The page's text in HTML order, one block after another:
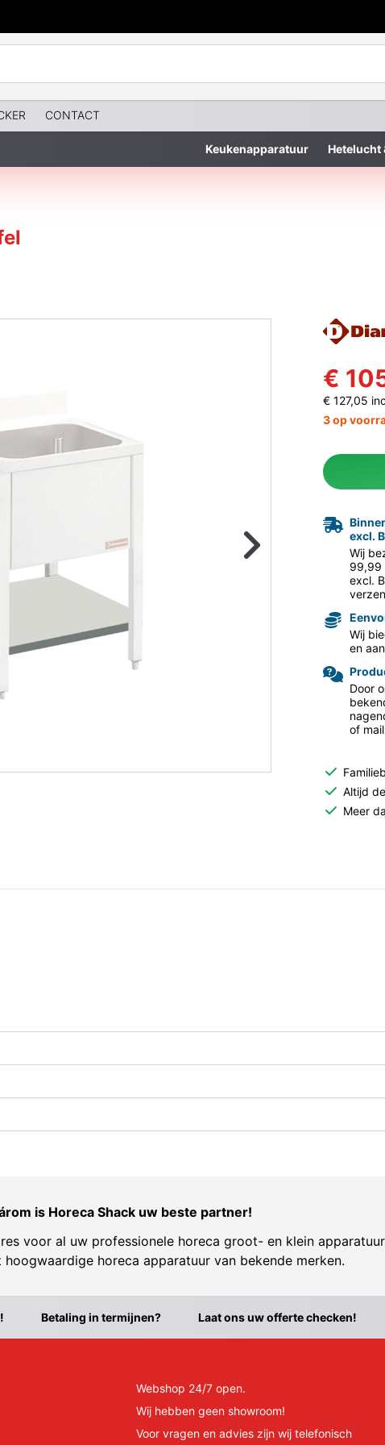
CONTACT
Keukenapparatuur Hetelucht
€
€ 127,05
3 op
excl.
Wij
99,99
excl.
Wij
en
Door
of
Altijd
Meer
is Horeca Shack uw beste partner!
voor al uw professionele horeca groot- en klein
horeca apparatuur van bekende merken.
Betaling in termijnen? Laat ons uw offerte checken!
Webshop 24/7 open.
Wij hebben geen showroom!
Voor vragen en advies zijn wij telefonisch